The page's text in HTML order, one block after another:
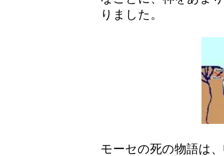
りました。
モーセの死の物語は